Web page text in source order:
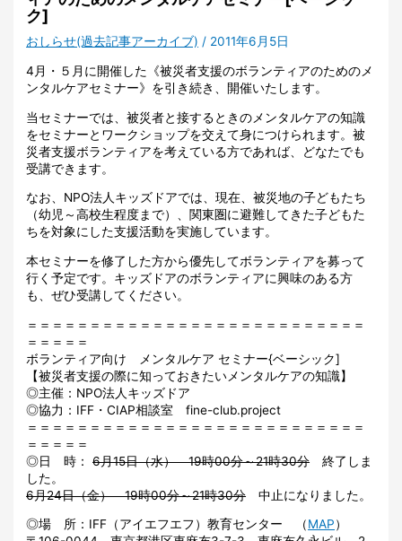
ク]
おしらせ(過去記事アーカイブ) / 2011年6月5日
4月・５月に開催した《被災者支援のボランティアのためのメ
ンタルケアセミナー》を引き続き、開催いたします。
当セミナーでは、被災者と接するときのメンタルケアの知識
をセミナーとワークショップを交えて身につけられます。被
災者支援ボランティアを考えている方であれば、どなたでも
受講できます。
なお、NPO法人キッズドアでは、現在、被災地の子どもたち
（幼児～高校生程度まで）、関東圏に避難してきた子どもた
ちを対象にした支援活動を実施しています。
本セミナーを修了した方から優先してボランティアを募って
行く予定です。キッズドアのボランティアに興味のある方
も、ぜひ受講してください。
＝＝＝＝＝＝＝＝＝＝＝＝＝＝＝＝＝＝＝＝＝＝＝＝＝＝＝
＝＝＝＝＝
ボランティア向け メンタルケア セミナー{ベーシック]
【被災者支援の際に知っておきたいメンタルケアの知識】
◎主催：NPO法人キッズドア
◎協力：IFF・CIAP相談室 fine-club.project
＝＝＝＝＝＝＝＝＝＝＝＝＝＝＝＝＝＝＝＝＝＝＝＝＝＝＝
＝＝＝＝＝
◎日 時：6月15日（水） 19時00分～21時30分 終了しま
した。
6月24日（金） 19時00分～21時30分 中止になりました。
◎場 所：IFF（アイエフエフ）教育センター （MAP）